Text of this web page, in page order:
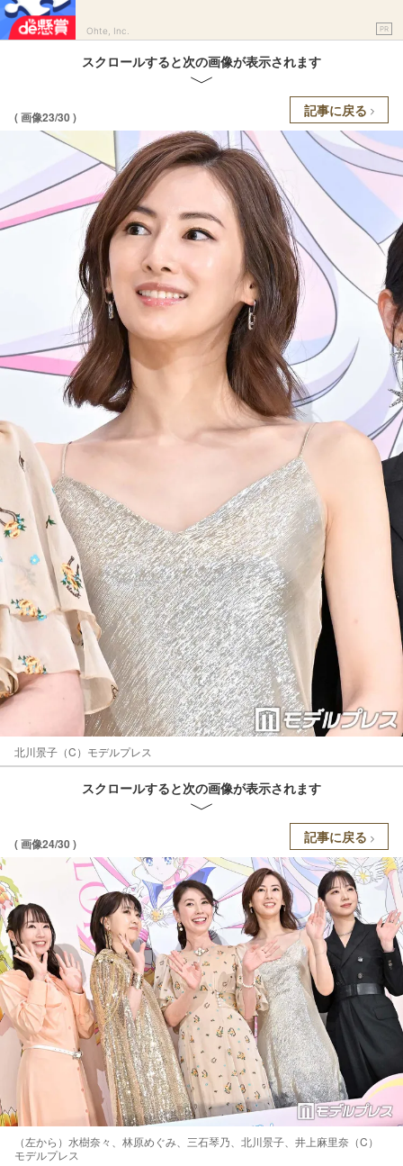
Ohte, Inc. PR
スクロールすると次の画像が表示されます
( 画像23/30 ) 記事に戻る
北川景子（C）モデルプレス
スクロールすると次の画像が表示されます
( 画像24/30 ) 記事に戻る
（左から）水樹奈々、林原めぐみ、三石琴乃、北川景子、井上麻里奈（C）
モデルプレス